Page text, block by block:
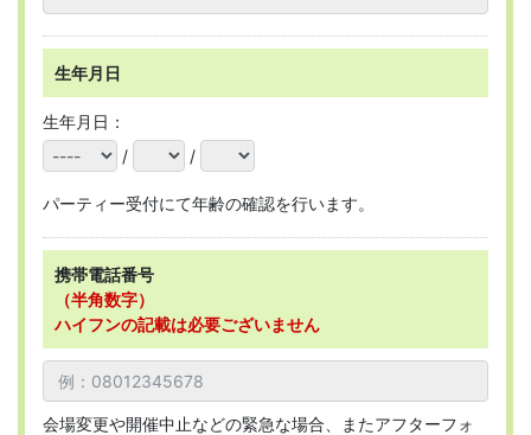
生年月日
生年月日：
/
/
パーティー受付にて年齢の確認を行います。
携帯電話番号
（半角数字）
ハイフンの記載は必要ございません
会場変更や開催中止などの緊急な場合、またアフターフォ